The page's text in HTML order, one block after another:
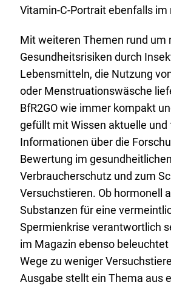
Vitamin-C-Portrait ebenfalls im
Mit weiteren Themen rund um
Gesundheitsrisiken durch
Lebensmitteln, die Nutzung
oder Menstruationswäsche
BfR2GO wie immer kompakt
gefüllt mit Wissen aktuelle und
Informationen über die
Bewertung im gesundheitlichen
Verbraucherschutz und zum
Versuchstieren. Ob hormonell
Substanzen für eine
Spermienkrise verantwortlich
im Magazin ebenso
Wege zu weniger
Ausgabe stellt ein Thema aus